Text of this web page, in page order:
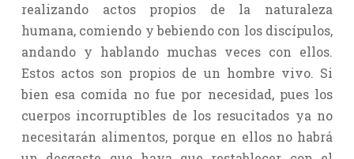
realizando actos propios de la naturaleza
humana, comiendo y bebiendo con los discípulos,
andando y hablando muchas veces con ellos.
Estos actos son propios de un hombre vivo. Si
bien esa comida no fue por necesidad, pues los
cuerpos incorruptibles de los resucitados ya no
necesitarán alimentos, porque en ellos no habrá